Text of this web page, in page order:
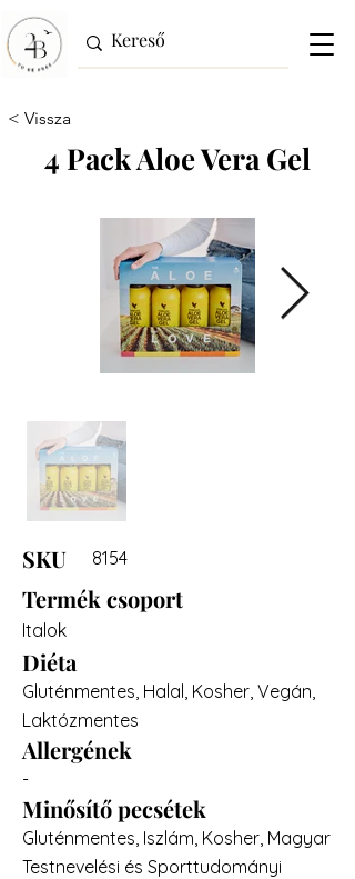
< Vissza
4 Pack Aloe Vera Gel
SKU 8154
Termék csoport
Italok
Diéta
Gluténmentes, Halal, Kosher, Vegán,
Laktózmentes
Allergének
-
Minősítő pecsétek
Gluténmentes, Iszlám, Kosher, Magyar
Testnevelési és Sporttudományi